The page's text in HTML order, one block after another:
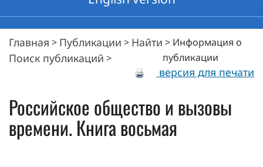
Главная > Публикации > Найти >
Поиск публикаций >
Информация о
публикации
версия для печати
Российское общество и вызовы
времени. Книга восьмая